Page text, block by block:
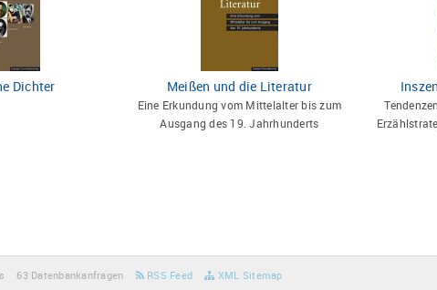
Dichter Meißen und die Literatur
Eine Erkundung vom Mittelalter bis zum
Ausgang des 19. Jahrhunderts
63 Datenbankanfragen RSS Feed XML Sitemap